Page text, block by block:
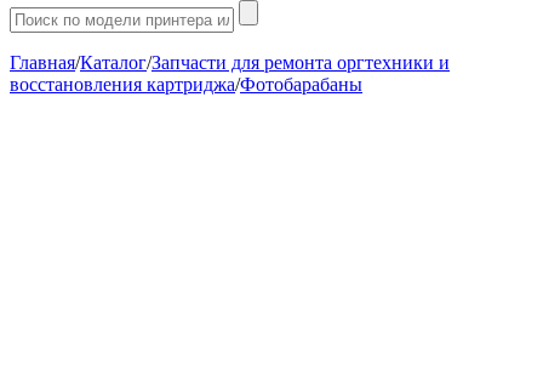
Главная/Каталог/Запчасти для ремонта оргтехники и
восстановления картриджа/Фотобарабаны